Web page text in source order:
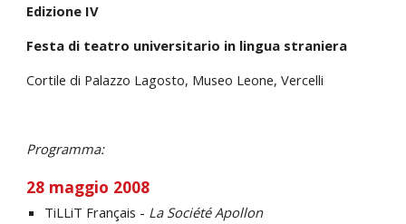
Edizione IV
Festa di teatro universitario in lingua straniera
Cortile di Palazzo Lagosto, Museo Leone, Vercelli
Programma:
28 maggio 2008
TiLLiT Français - La Société Apollon